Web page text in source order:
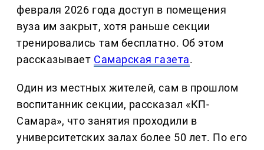
февраля 2026 года доступ в помещения
вуза им закрыт, хотя раньше секции
тренировались там бесплатно. Об этом
рассказывает Самарская газета.
Один из местных жителей, сам в прошлом
воспитанник секции, рассказал «КП-
Самара», что занятия проходили в
университетских залах более 50 лет. По его